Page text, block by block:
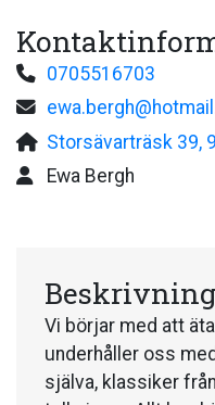
0705516703
Storsävarträsk 39,
Ewa Bergh
Beskrivning
Vi börjar med att
underhåller oss
själva, klassiker